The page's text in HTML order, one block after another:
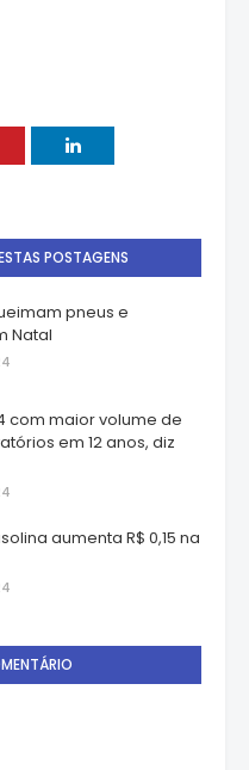
POSTAGENS
pneus e
Natal
com maior volume de
em 12 anos, diz
aumenta R$ 0,15 na